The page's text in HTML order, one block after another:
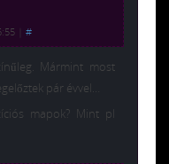
#
Mármint most
pár évvel…
mapok? Mint pl